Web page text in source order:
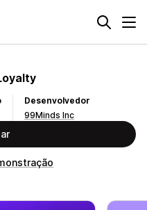
Desenvolvedor
99Minds Inc